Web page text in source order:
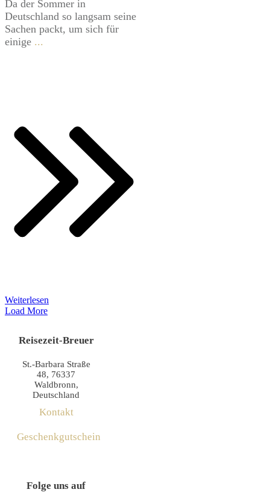
Da der Sommer in
Deutschland so langsam seine
Sachen packt, um sich für
einige ...
Weiterlesen
Load More
Reisezeit-Breuer
St.-Barbara Straße
48, 76337
Waldbronn,
Deutschland
Kontakt
Geschenkgutschein
Folge uns auf